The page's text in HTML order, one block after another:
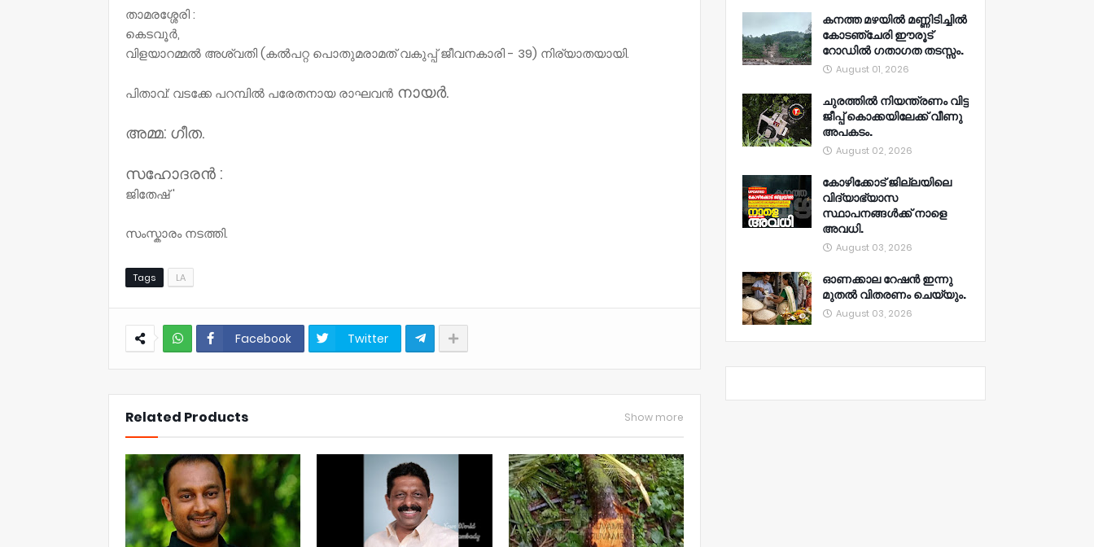
താമരശ്ശേരി :
കെടവൂർ,
വിളയാറമ്മൽ അശ്വതി (കൽപറ്റ പൊതുമരാമത്‌ വകുപ്പ്‌ ജീവനകാരി - 39) നിര്യാതയായി.
പിതാവ്‌: വടക്കേ പറമ്പിൽ പരേതനായ രാഘവൻ നായർ.
അമ്മ: ഗീത.
സഹോദരൻ :
ജിതേഷ്‌ '
സംസ്കാരം നടത്തി.
Tags LA
Facebook Twitter
Related Products Show more
കനത്ത മഴയിൽ മണ്ണിടിച്ചിൽ
കോടഞ്ചേരി ഈരൂട്
റോഡിൽ ഗതാഗത തടസ്സം.
August 01, 2026
ചുരത്തിൽ നിയന്ത്രണം വിട്ട
ജീപ്പ് കൊക്കയിലേക്ക് വീണു
അപകടം.
August 02, 2026
കോഴിക്കോട് ജില്ലയിലെ
വിദ്യാഭ്യാസ
സ്ഥാപനങ്ങൾക്ക് നാളെ
അവധി.
August 03, 2026
ഓണക്കാല റേഷൻ ഇന്നു
മുതല്‍ വിതരണം ചെയ്യും.
August 03, 2026